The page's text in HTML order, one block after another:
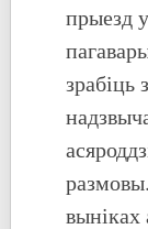
прыезд
зрабіць
выніках